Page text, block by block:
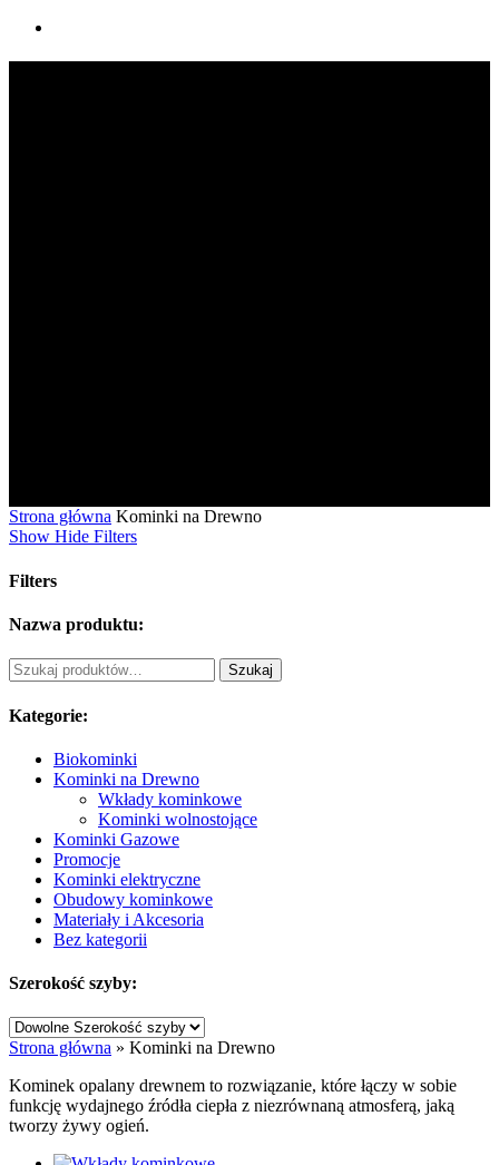
Strona główna Kominki na Drewno
Show Hide Filters
Filters
Close
Nazwa produktu:
Szukaj: Szukaj
Kategorie:
Biokominki
Kominki na Drewno
Wkłady kominkowe
Kominki wolnostojące
Kominki Gazowe
Promocje
Kominki elektryczne
Obudowy kominkowe
Materiały i Akcesoria
Bez kategorii
Szerokość szyby:
Strona główna » Kominki na Drewno
Kominek opalany drewnem to rozwiązanie, które łączy w sobie
funkcję wydajnego źródła ciepła z niezrównaną atmosferą, jaką
tworzy żywy ogień.